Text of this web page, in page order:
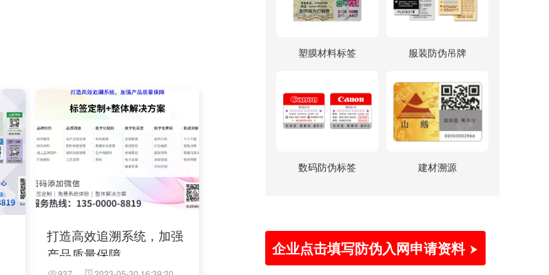
打造高效追溯系统，加强
产品质量保障
塑膜材料标签 服装防伪吊牌
数码防伪标签 建材溯源
企业点击填写防伪入网申请资料